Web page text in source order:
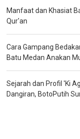
Manfaat dan Khasiat
Qur'an
Cara Gampang
Batu Medan Anakan
Sejarah dan Profil 'Ki
Dangiran, BotoPutih